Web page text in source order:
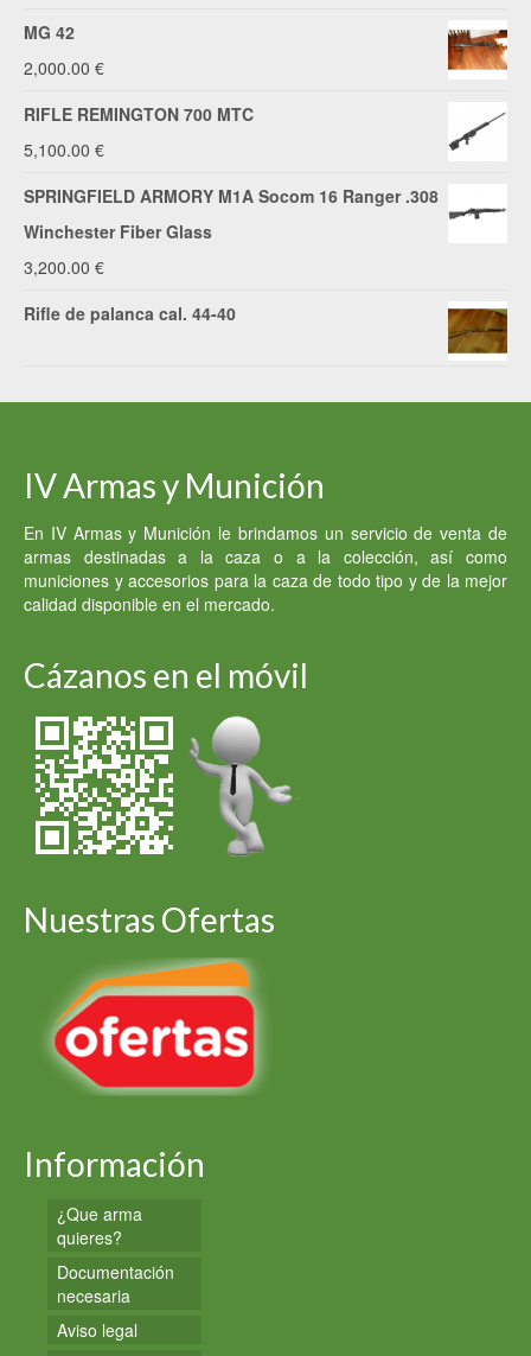
MG 42
2,000.00 €
RIFLE REMINGTON 700 MTC
5,100.00 €
SPRINGFIELD ARMORY M1A Socom 16 Ranger .308
Winchester Fiber Glass
3,200.00 €
Rifle de palanca cal. 44-40
IV Armas y Munición
En IV Armas y Munición le brindamos un servicio de venta de
armas destinadas a la caza o a la colección, así como
municiones y accesorios para la caza de todo tipo y de la mejor
calidad disponible en el mercado.
Cázanos en el móvil
Nuestras Ofertas
Información
¿Que arma
quieres?
Documentación
necesaria
Aviso legal